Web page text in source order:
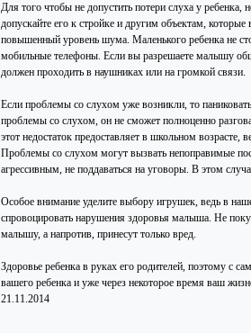
Для того чтобы не допустить потери слуха у ребенка,
допускайте его к стройке и другим объектам,
повышенный уровень шума. Маленького ребенка не
мобильные телефоны. Если вы разрешаете малышу
должен проходить в наушниках или на громкой связи.
Если проблемы со слухом уже возникли, то
проблемы со слухом, он не сможет полноценно
этот недостаток предоставляет в школьном
Проблемы со слухом могут вызвать непоправимые
агрессивным, не поддаваться на уговоры. В этом
Особое внимание уделите выбору игрушек, ведь в
спровоцировать нарушения здоровья малыша. Не
малышу, а напротив, принесут только вред.
Здоровье ребенка в руках его родителей, поэтому с
вашего ребенка и уже через некоторое время ваш
21.11.2014